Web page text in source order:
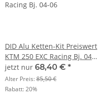
DID Alu Ketten-Kit Preiswert
KTM 250 EXC Racing Bj. 04-
06
jetzt nur 68,40 € *
Alter Preis:85,50 €
Rabatt:20%